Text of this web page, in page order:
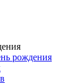
рождения